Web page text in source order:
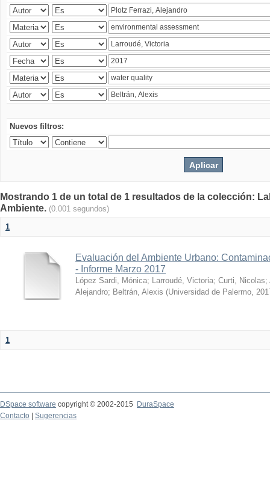
Nuevos filtros:
Mostrando 1 de un total de 1 resultados de la colección:
Ambiente. (0.001 segundos)
1
Evaluación del Ambiente Urbano:
- Informe Marzo 2017
López Sardi, Mónica; Larroudé, Victoria; Curti, Nicolas;
Alejandro; Beltrán, Alexis (Universidad de Palermo,
1
DSpace software copyright © 2002-2015
DuraSpace
Contacto
Sugerencias